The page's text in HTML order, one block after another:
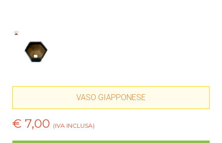
VASO GIAPPONESE
€ 7,00 (IVA INCLUSA)